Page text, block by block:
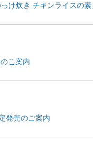
け炊き チキンライスの
ご案内
発売のご案内